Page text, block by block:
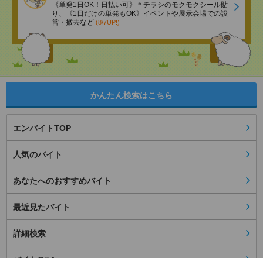
《単発1日OK！日払い可》＊チラシのモクモクシール貼
り、《1日だけの単発もOK》イベントや展示会場での設
営・撤去など (8/7UP!)
かんたん検索はこちら
エンバイトTOP
人気のバイト
あなたへのおすすめバイト
最近見たバイト
詳細検索